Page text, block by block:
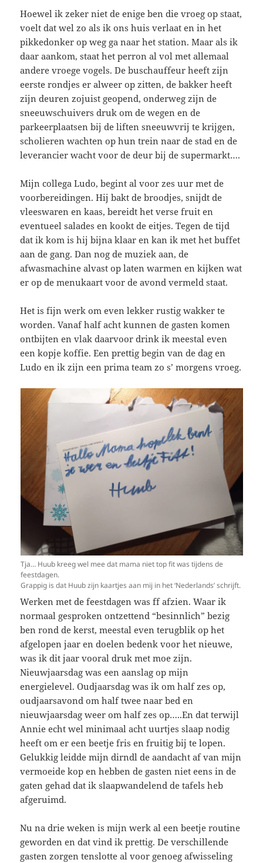
Hoewel ik zeker niet de enige ben die vroeg op staat,
voelt dat wel zo als ik ons huis verlaat en in het
pikkedonker op weg ga naar het station. Maar als ik
daar aankom, staat het perron al vol met allemaal
andere vroege vogels. De buschauffeur heeft zijn
eerste rondjes er alweer op zitten, de bakker heeft
zijn deuren zojuist geopend, onderweg zijn de
sneeuwschuivers druk om de wegen en de
parkeerplaatsen bij de liften sneeuwvrij te krijgen,
scholieren wachten op hun trein naar de stad en de
leverancier wacht voor de deur bij de supermarkt….
Mijn collega Ludo, begint al voor zes uur met de
voorbereidingen. Hij bakt de broodjes, snijdt de
vleeswaren en kaas, bereidt het verse fruit en
eventueel salades en kookt de eitjes. Tegen de tijd
dat ik kom is hij bijna klaar en kan ik met het buffet
aan de gang. Dan nog de muziek aan, de
afwasmachine alvast op laten warmen en kijken wat
er op de menukaart voor de avond vermeld staat.
Het is fijn werk om even lekker rustig wakker te
worden. Vanaf half acht kunnen de gasten komen
ontbijten en vlak daarvoor drink ik meestal even
een kopje koffie. Een prettig begin van de dag en
Ludo en ik zijn een prima team zo s’ morgens vroeg.
Tja… Huub kreeg wel mee dat mama niet top fit was tijdens de
feestdagen.
Grappig is dat Huub zijn kaartjes aan mij in het ‘Nederlands’ schrijft.
Werken met de feestdagen was ff afzien. Waar ik
normaal gesproken ontzettend “besinnlich” bezig
ben rond de kerst, meestal even terugblik op het
afgelopen jaar en doelen bedenk voor het nieuwe,
was ik dit jaar vooral druk met moe zijn.
Nieuwjaarsdag was een aanslag op mijn
energielevel. Oudjaarsdag was ik om half zes op,
oudjaarsavond om half twee naar bed en
nieuwjaarsdag weer om half zes op…..En dat terwijl
Annie echt wel minimaal acht uurtjes slaap nodig
heeft om er een beetje fris en fruitig bij te lopen.
Gelukkig leidde mijn dirndl de aandacht af van mijn
vermoeide kop en hebben de gasten niet eens in de
gaten gehad dat ik slaapwandelend de tafels heb
afgeruimd.
Nu na drie weken is mijn werk al een beetje routine
geworden en dat vind ik prettig. De verschillende
gasten zorgen tenslotte al voor genoeg afwisseling